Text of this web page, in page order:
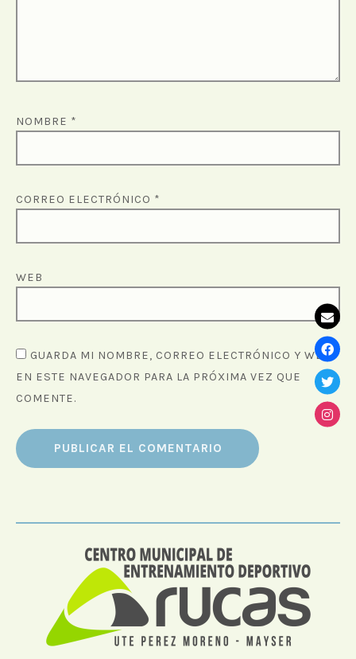
NOMBRE *
CORREO ELECTRÓNICO *
WEB
GUARDA MI NOMBRE, CORREO ELECTRÓNICO Y WEB
EN ESTE NAVEGADOR PARA LA PRÓXIMA VEZ QUE
COMENTE.